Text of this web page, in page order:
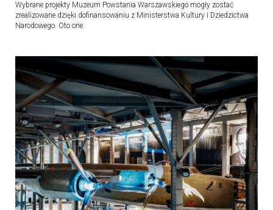
Wybrane projekty Muzeum Powstania Warszawskiego mogły zostać
zrealizowane dzięki dofinansowaniu z Ministerstwa Kultury i Dziedzictwa
Narodowego. Oto one: